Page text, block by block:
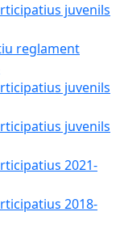
juvenils
reglament
juvenils
juvenils
2021-
2018-